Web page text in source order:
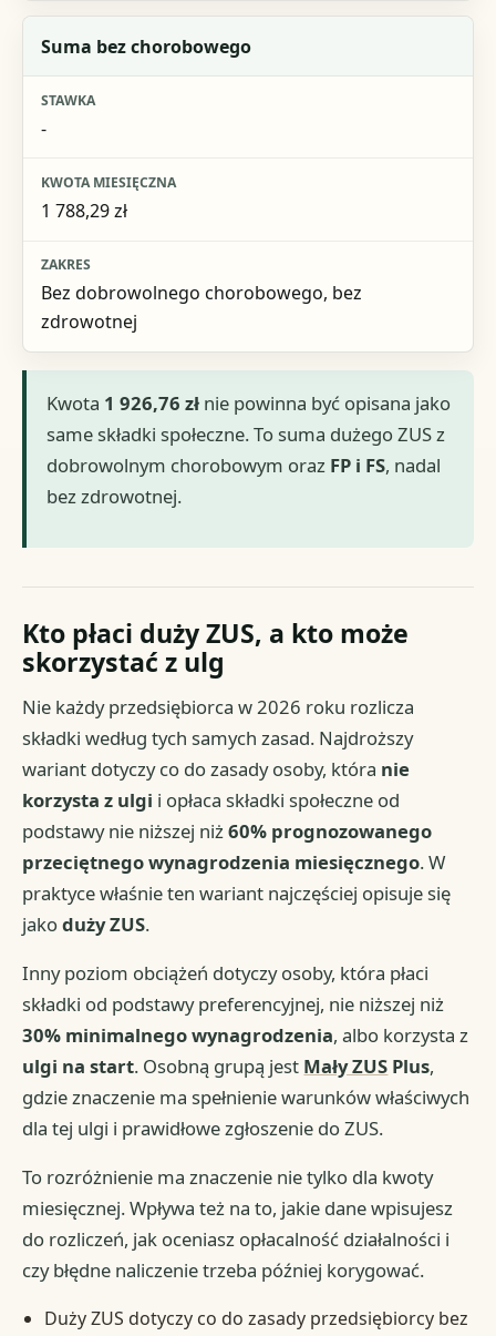
Suma bez chorobowego
-
1 788,29 zł
Bez dobrowolnego chorobowego, bez
zdrowotnej
Kwota 1 926,76 zł nie powinna być opisana jako
same składki społeczne. To suma dużego ZUS z
dobrowolnym chorobowym oraz FP i FS, nadal
bez zdrowotnej.
Kto płaci duży ZUS, a kto może
skorzystać z ulg
Nie każdy przedsiębiorca w 2026 roku rozlicza
składki według tych samych zasad. Najdroższy
wariant dotyczy co do zasady osoby, która nie
korzysta z ulgi i opłaca składki społeczne od
podstawy nie niższej niż60% prognozowanego
przeciętnego wynagrodzenia miesięcznego. W
praktyce właśnie ten wariant najczęściej opisuje się
jakoduży ZUS.
Inny poziom obciążeń dotyczy osoby, która płaci
składki od podstawy preferencyjnej, nie niższej niż
30% minimalnego wynagrodzenia, albo korzysta z
ulgi na start. Osobną grupą jest Mały ZUS Plus,
gdzie znaczenie ma spełnienie warunków właściwych
dla tej ulgi i prawidłowe zgłoszenie do ZUS.
To rozróżnienie ma znaczenie nie tylko dla kwoty
miesięcznej. Wpływa też na to, jakie dane wpisujesz
do rozliczeń, jak oceniasz opłacalność działalności i
czy błędne naliczenie trzeba później korygować.
Duży ZUS dotyczy co do zasady przedsiębiorcy bez